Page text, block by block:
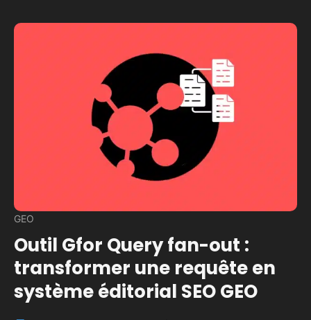
GEO
Outil Gfor Query fan-out :
transformer une requête en
système éditorial SEO GEO